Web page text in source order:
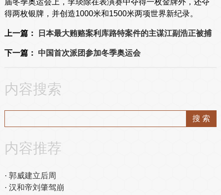
届冬季奥运会上，李琰除在表演赛中夺得一枚金牌外，还夺
得两枚银牌，并创造1000米和1500米两项世界新纪录。
上一篇： 日本最大贿赂案利库路特案件的主谋江副浩正被捕
下一篇： 中国首次派团参加冬季奥运会
内容搜索
内容推荐
郭威建立后周
汉和帝刘肇驾崩